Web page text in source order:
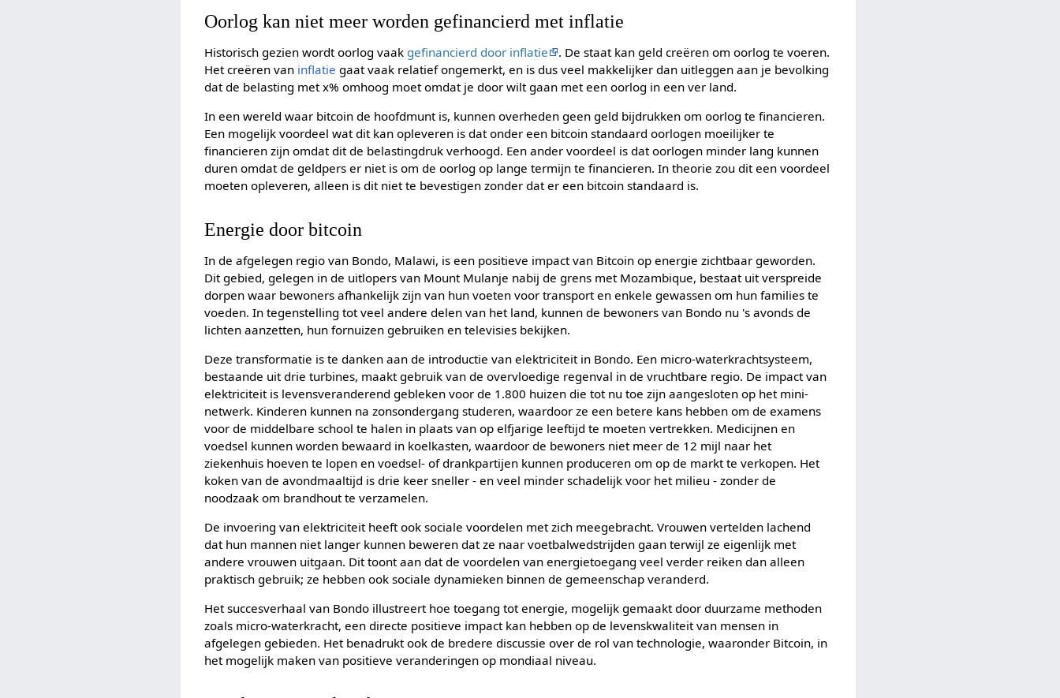
Oorlog kan niet meer worden gefinancierd met inflatie
Historisch gezien wordt oorlog vaak gefinancierd door inflatie
. De staat kan geld creëren om oorlog te voeren.
Het creëren van inflatie gaat vaak relatief ongemerkt, en is dus veel makkelijker dan uitleggen aan je bevolking
dat de belasting met x% omhoog moet omdat je door wilt gaan met een oorlog in een ver land.
In een wereld waar bitcoin de hoofdmunt is, kunnen overheden geen geld bijdrukken om oorlog te financieren.
Een mogelijk voordeel wat dit kan opleveren is dat onder een bitcoin standaard oorlogen moeilijker te
financieren zijn omdat dit de belastingdruk verhoogd. Een ander voordeel is dat oorlogen minder lang kunnen
duren omdat de geldpers er niet is om de oorlog op lange termijn te financieren. In theorie zou dit een voordeel
moeten opleveren, alleen is dit niet te bevestigen zonder dat er een bitcoin standaard is.
Energie door bitcoin
In de afgelegen regio van Bondo, Malawi, is een positieve impact van Bitcoin op energie zichtbaar geworden.
Dit gebied, gelegen in de uitlopers van Mount Mulanje nabij de grens met Mozambique, bestaat uit verspreide
dorpen waar bewoners afhankelijk zijn van hun voeten voor transport en enkele gewassen om hun families te
voeden. In tegenstelling tot veel andere delen van het land, kunnen de bewoners van Bondo nu 's avonds de
lichten aanzetten, hun fornuizen gebruiken en televisies bekijken.
Deze transformatie is te danken aan de introductie van elektriciteit in Bondo. Een micro-waterkrachtsysteem,
bestaande uit drie turbines, maakt gebruik van de overvloedige regenval in de vruchtbare regio. De impact van
elektriciteit is levensveranderend gebleken voor de 1.800 huizen die tot nu toe zijn aangesloten op het mini-
netwerk. Kinderen kunnen na zonsondergang studeren, waardoor ze een betere kans hebben om de examens
voor de middelbare school te halen in plaats van op elfjarige leeftijd te moeten vertrekken. Medicijnen en
voedsel kunnen worden bewaard in koelkasten, waardoor de bewoners niet meer de 12 mijl naar het
ziekenhuis hoeven te lopen en voedsel- of drankpartijen kunnen produceren om op de markt te verkopen. Het
koken van de avondmaaltijd is drie keer sneller - en veel minder schadelijk voor het milieu - zonder de
noodzaak om brandhout te verzamelen.
De invoering van elektriciteit heeft ook sociale voordelen met zich meegebracht. Vrouwen vertelden lachend
dat hun mannen niet langer kunnen beweren dat ze naar voetbalwedstrijden gaan terwijl ze eigenlijk met
andere vrouwen uitgaan. Dit toont aan dat de voordelen van energietoegang veel verder reiken dan alleen
praktisch gebruik; ze hebben ook sociale dynamieken binnen de gemeenschap veranderd.
Het succesverhaal van Bondo illustreert hoe toegang tot energie, mogelijk gemaakt door duurzame methoden
zoals micro-waterkracht, een directe positieve impact kan hebben op de levenskwaliteit van mensen in
afgelegen gebieden. Het benadrukt ook de bredere discussie over de rol van technologie, waaronder Bitcoin, in
het mogelijk maken van positieve veranderingen op mondiaal niveau.